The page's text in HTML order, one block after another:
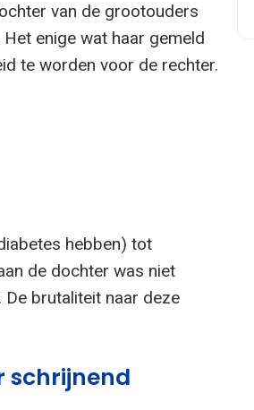
van de grootouders
enige wat haar gemeld
te worden voor de rechter.
hebben) tot
de dochter was niet
brutaliteit naar deze
schrijnend